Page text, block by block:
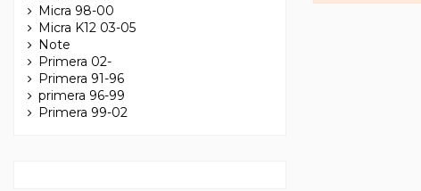
Micra 98-00
Micra K12 03-05
Note
Primera 02-
Primera 91-96
primera 96-99
Primera 99-02